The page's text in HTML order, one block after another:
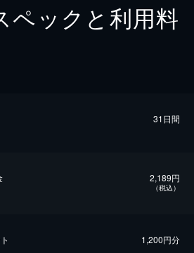
ペックと利用料
31日間
2,189円
（税込）
1,200円分